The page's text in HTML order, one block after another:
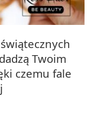
Twoim
czemu fale